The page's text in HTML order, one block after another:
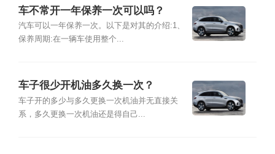
车不常开一年保养一次可以吗？
汽车可以一年保养一次。以下是对其的介绍:1、
保养周期:在一辆车使用整个...
车子很少开机油多久换一次？
车子开的多少与多久更换一次机油并无直接关
系，多久更换一次机油还是得自己...